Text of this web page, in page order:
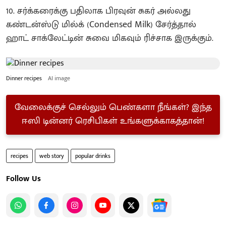
10. சர்க்கரைக்கு பதிலாக பிரவுன் சுகர் அல்லது
கண்டன்ஸ்டு மில்க் (Condensed Milk) சேர்த்தால்
ஹாட் சாக்லேட்டின் சுவை மிகவும் ரிச்சாக இருக்கும்.
Dinner recipes AI image
வேலைக்குச் செல்லும் பெண்களா நீங்கள்? இந்த
ஈஸி டின்னர் ரெசிபிகள் உங்களுக்காகத்தான்!
recipes web story popular drinks
Follow Us